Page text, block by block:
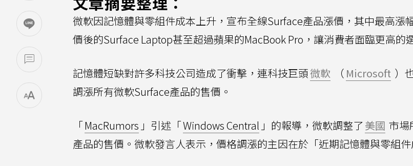
微軟因記憶體與零組件成本上升，宣布全線Surface產品漲價，其中最高漲
價後的Surface Laptop甚至超過蘋果的MacBook Pro，讓消費者面臨更高的
記憶體短缺對許多科技公司造成了衝擊，連科技巨頭微軟 （ Microsoft ）
調漲所有微軟Surface產品的售價。
「MacRumors 」引述「Windows Central 」的報導，微軟調整了美國 市場
產品的售價。微軟發言人表示，價格調漲的主因在於「近期記憶體與零組件